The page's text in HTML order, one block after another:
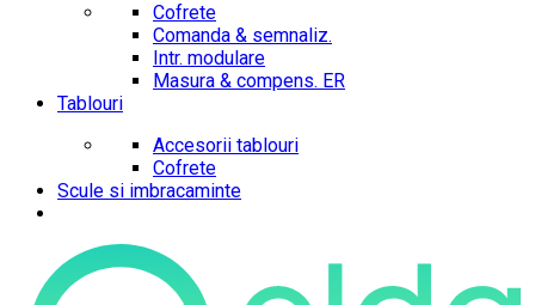
Cofrete
Comanda & semnaliz.
Intr. modulare
Masura & compens. ER
Tablouri
Accesorii tablouri
Cofrete
Scule si imbracaminte